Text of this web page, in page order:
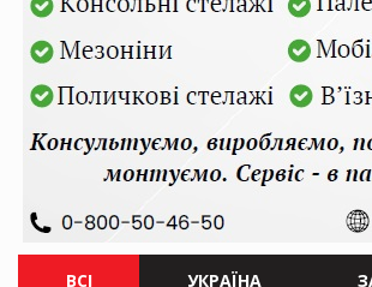
ВСІ УКРАЇНА